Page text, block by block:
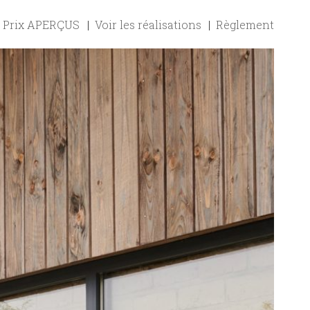
Prix APERÇUS Voir les réalisations Règlement